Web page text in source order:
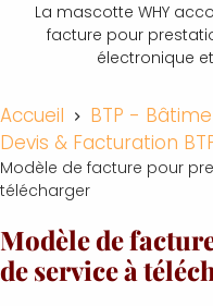
La mascotte WHY
facture pour
électronique
Accueil
BTP -
Devis & Facturation
Modèle de facture pour
télécharger
Modèle de
de service à